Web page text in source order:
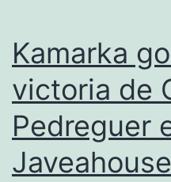
jornada
en
la
que
los
Kamarka
victoria de
Pedreguer